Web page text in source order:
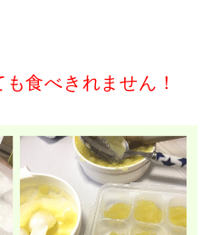
食べきれません！